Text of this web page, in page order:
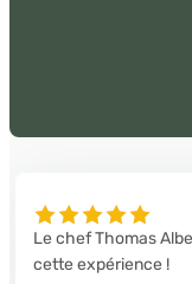
Le chef Thomas
cette expérience !